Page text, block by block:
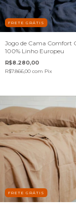
FRETE GRÁTIS
Jogo de Cama Comfort
100% Linho Europeu
R$8.280,00
R$7.866,00 com Pix
FRETE GRÁTIS